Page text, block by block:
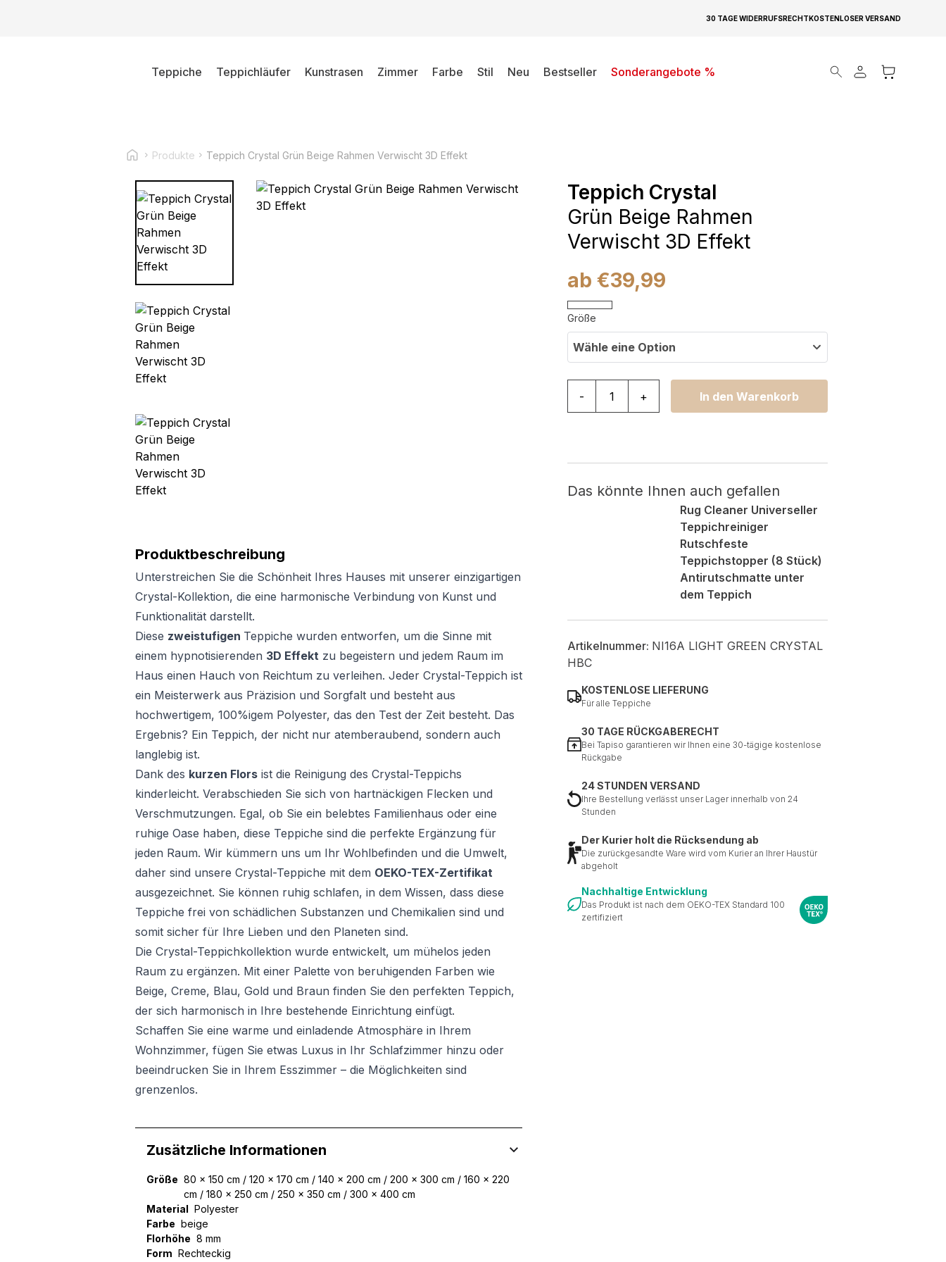
30 TAGE WIDERRUFSRECHTKOSTENLOSER VERSAND
Teppiche Teppichläufer Kunstrasen Zimmer Farbe Stil Neu Bestseller Sonderangebote %
Products search
Produkte Teppich Crystal Grün Beige Rahmen Verwischt 3D Effekt
Produktbeschreibung
Unterstreichen Sie die Schönheit Ihres Hauses mit unserer einzigartigen
Crystal-Kollektion, die eine harmonische Verbindung von Kunst und
Funktionalität darstellt.
Diese zweistufigen Teppiche wurden entworfen, um die Sinne mit
einem hypnotisierenden 3D Effekt zu begeistern und jedem Raum im
Haus einen Hauch von Reichtum zu verleihen. Jeder Crystal-Teppich ist
ein Meisterwerk aus Präzision und Sorgfalt und besteht aus
hochwertigem, 100%igem Polyester, das den Test der Zeit besteht. Das
Ergebnis? Ein Teppich, der nicht nur atemberaubend, sondern auch
langlebig ist.
Dank des kurzen Flors ist die Reinigung des Crystal-Teppichs
kinderleicht. Verabschieden Sie sich von hartnäckigen Flecken und
Verschmutzungen. Egal, ob Sie ein belebtes Familienhaus oder eine
ruhige Oase haben, diese Teppiche sind die perfekte Ergänzung für
jeden Raum. Wir kümmern uns um Ihr Wohlbefinden und die Umwelt,
daher sind unsere Crystal-Teppiche mit dem OEKO-TEX-Zertifikat
ausgezeichnet. Sie können ruhig schlafen, in dem Wissen, dass diese
Teppiche frei von schädlichen Substanzen und Chemikalien sind und
somit sicher für Ihre Lieben und den Planeten sind.
Die Crystal-Teppichkollektion wurde entwickelt, um mühelos jeden
Raum zu ergänzen. Mit einer Palette von beruhigenden Farben wie
Beige, Creme, Blau, Gold und Braun finden Sie den perfekten Teppich,
der sich harmonisch in Ihre bestehende Einrichtung einfügt.
Schaffen Sie eine warme und einladende Atmosphäre in Ihrem
Wohnzimmer, fügen Sie etwas Luxus in Ihr Schlafzimmer hinzu oder
beeindrucken Sie in Ihrem Esszimmer – die Möglichkeiten sind
grenzenlos.
Teppich Crystal
Grün Beige Rahmen
Verwischt 3D Effekt
ab €39,99
Größe
Wähle eine Option
- + In den Warenkorb
Das könnte Ihnen auch gefallen
Rug Cleaner Universeller
Teppichreiniger
Rutschfeste
Teppichstopper (8 Stück)
Antirutschmatte unter
dem Teppich
Artikelnummer: NI16A LIGHT GREEN CRYSTAL
HBC
KOSTENLOSE LIEFERUNG
Für alle Teppiche
30 TAGE RÜCKGABERECHT
Bei Tapiso garantieren wir Ihnen eine 30-tägige kostenlose
Rückgabe
24 STUNDEN VERSAND
Ihre Bestellung verlässt unser Lager innerhalb von 24
Stunden
Der Kurier holt die Rücksendung ab
Die zurückgesandte Ware wird vom Kurier an Ihrer Haustür
abgeholt
Nachhaltige Entwicklung
Das Produkt ist nach dem OEKO-TEX Standard 100
zertifiziert
Zusätzliche Informationen
Größe 80 x 150 cm / 120 x 170 cm / 140 x 200 cm / 200 x 300 cm / 160 x 220
cm / 180 x 250 cm / 250 x 350 cm / 300 x 400 cm
Material Polyester
Farbe beige
Florhöhe 8 mm
Form Rechteckig